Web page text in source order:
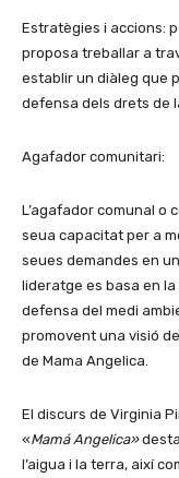
Estratègies i accions:
proposa treballar a
establir un diàleg que
defensa dels drets de
Agafador comunitari:
L’agafador comunal o
seua capacitat per a
seues demandes en
lideratge es basa en
defensa del medi
promovent una visió
de Mama Angelica.
El discurs de Virginia
«Mamá Angelica»
l’aigua i la terra, així